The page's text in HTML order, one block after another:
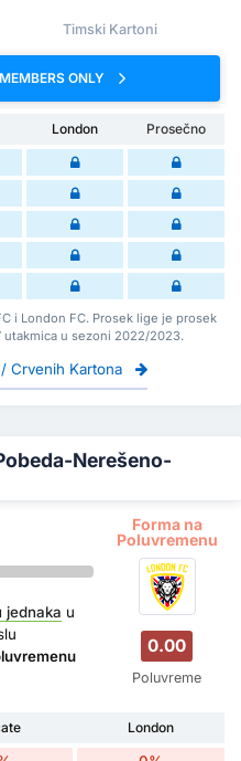
Timski Kartoni
ONLY
London
Prosečno
i London FC. Prosek lige je prosek
utakmica u sezoni 2022/2023.
Crvenih Kartona
Nerešeno-
Forma na
Poluvremenu
jednaka u
0.00
Poluvreme
London